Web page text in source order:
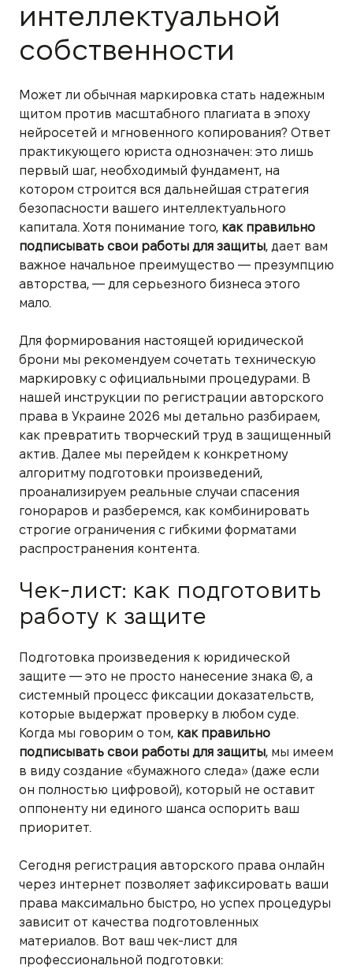
интеллектуальной
собственности
Может ли обычная маркировка стать надежным
щитом против масштабного плагиата в эпоху
нейросетей и мгновенного копирования? Ответ
практикующего юриста однозначен: это лишь
первый шаг, необходимый фундамент, на
котором строится вся дальнейшая стратегия
безопасности вашего интеллектуального
капитала. Хотя понимание того, как правильно
подписывать свои работы для защиты, дает вам
важное начальное преимущество — презумпцию
авторства, — для серьезного бизнеса этого
мало.
Для формирования настоящей юридической
брони мы рекомендуем сочетать техническую
маркировку с официальными процедурами. В
нашей инструкции по регистрации авторского
права в Украине 2026 мы детально разбираем,
как превратить творческий труд в защищенный
актив. Далее мы перейдем к конкретному
алгоритму подготовки произведений,
проанализируем реальные случаи спасения
гонораров и разберемся, как комбинировать
строгие ограничения с гибкими форматами
распространения контента.
Чек-лист: как подготовить
работу к защите
Подготовка произведения к юридической
защите — это не просто нанесение знака ©, а
системный процесс фиксации доказательств,
которые выдержат проверку в любом суде.
Когда мы говорим о том, как правильно
подписывать свои работы для защиты, мы имеем
в виду создание «бумажного следа» (даже если
он полностью цифровой), который не оставит
оппоненту ни единого шанса оспорить ваш
приоритет.
Сегодня регистрация авторского права онлайн
через интернет позволяет зафиксировать ваши
права максимально быстро, но успех процедуры
зависит от качества подготовленных
материалов. Вот ваш чек-лист для
профессиональной подготовки: